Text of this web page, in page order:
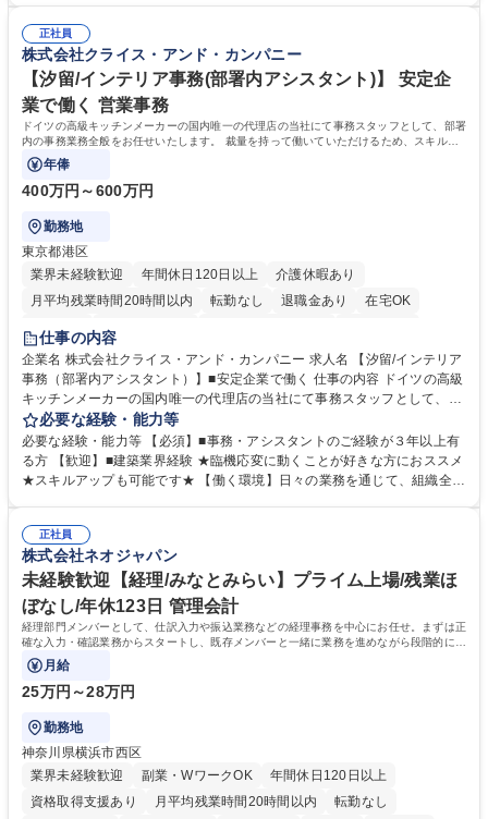
や個別面談を通してご自身のキャリアと向き合っていただき、会社として
もバックアップしていきます。 学歴・資格 学歴：大学院 大学 高専 短大
専修学校 高校 語学力： 資格：
正社員
株式会社クライス・アンド・カンパニー
【汐留/インテリア事務(部署内アシスタント)】 安定企
業で働く 営業事務
ドイツの高級キッチンメーカーの国内唯一の代理店の当社にて事務スタッフとして、部署
内の事務業務全般をお任せいたします。 裁量を持って働いていただけるため、スキルア
ップも可能です。
年俸
400万円～600万円
勤務地
東京都港区
業界未経験歓迎
年間休日120日以上
介護休暇あり
月平均残業時間20時間以内
転勤なし 退職金あり
在宅OK
育休あり
完全週休2日制
駅近5分以内
土日祝休み
仕事の内容
企業名 株式会社クライス・アンド・カンパニー 求人名 【汐留/インテリア
事務（部署内アシスタント）】■安定企業で働く 仕事の内容 ドイツの高級
キッチンメーカーの国内唯一の代理店の当社にて事務スタッフとして、部
署内の事務業務全般をお任せいたします。 裁量を持って働いていただける
ため、スキルアップも可能です。 【部署内の事務業務全般】 ■サンプルの
仕分け・整理 ■電話応対 ■書類作成（会議資料、お客様宛請求書、支払書
類を取りまとめて経理へ提出等） ■ショールームアテンド・運営・予約業
インテリア事務（部署内アシスタント）】■安定企業で働く
必要な経験・能力等
必要な経験・能力等 【必須】■事務・アシスタントのご経験が３年以上有
る方 【歓迎】■建築業界経験 ★臨機応変に動くことが好きな方におススメ
★スキルアップも可能です★ 【働く環境】日々の業務を通じて、組織全体
ームとの協力や新しいアイデアを活かす場もあり、やりがいを感じながら
働けます。 【歓迎】 ■インテリアの業界のご経験が有る方■PCの作業に慣
れている方 学歴・資格 学歴：大学院 大学 高専 短大 専修学校 語学力： 資
格：
正社員
株式会社ネオジャパン
未経験歓迎【経理/みなとみらい】プライム上場/残業ほ
ぼなし/年休123日 管理会計
経理部門メンバーとして、仕訳入力や振込業務などの経理事務を中心にお任せ。まずは正
確な入力・確認業務からスタートし、既存メンバーと一緒に業務を進めながら段階的に経
理知識を身につけていただきます。
月給
25万円～28万円
勤務地
神奈川県横浜市西区
業界未経験歓迎
副業・WワークOK
年間休日120日以上
資格取得支援あり
月平均残業時間20時間以内
転勤なし